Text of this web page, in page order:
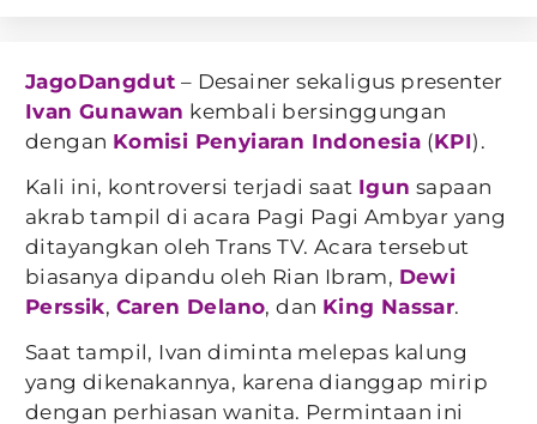
JagoDangdut – Desainer sekaligus presenter
Ivan Gunawan kembali bersinggungan
dengan Komisi Penyiaran Indonesia (KPI).
Kali ini, kontroversi terjadi saat Igun sapaan
akrab tampil di acara Pagi Pagi Ambyar yang
ditayangkan oleh Trans TV. Acara tersebut
biasanya dipandu oleh Rian Ibram, Dewi
Perssik, Caren Delano, dan King Nassar.
Saat tampil, Ivan diminta melepas kalung
yang dikenakannya, karena dianggap mirip
dengan perhiasan wanita. Permintaan ini